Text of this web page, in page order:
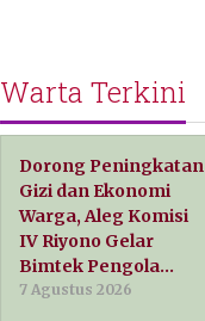
Warta Terkini
Dorong Peningkatan
Gizi dan Ekonomi
Warga, Aleg Komisi
IV Riyono Gelar
Bimtek Pengola…
7 Agustus 2026